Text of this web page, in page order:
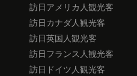
訪日アメリカ人観光客
訪日カナダ人観光客
訪日英国人観光客
訪日フランス人観光客
訪日ドイツ人観光客